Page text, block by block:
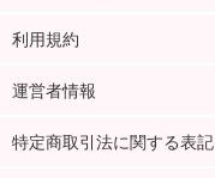
利用規約
運営者情報
特定商取引法に関する表記